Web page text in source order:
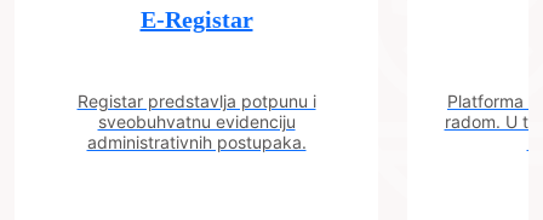
E-Registar
Registar predstavlja potpunu i
sveobuhvatnu evidenciju
administrativnih postupaka.
Platforma
radom. U